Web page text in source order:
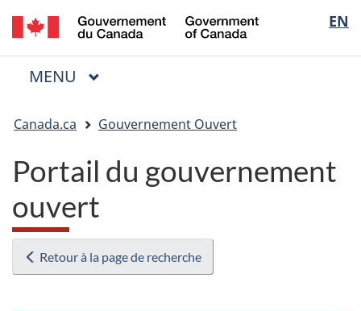
Passer
au
contenu
Passer
à
« Au
Passer
à
la
EN
of
Menu
MENU PRINCIPAL
êtes
ici
Canada.ca Gouvernement Ouvert
Portail du gouvernement
ouvert
Retour à la page de recherche